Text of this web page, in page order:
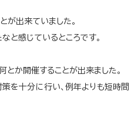
が出来ていました。
と感じているところです。
とか開催することが出来ました。
を十分に行い、例年よりも短時間